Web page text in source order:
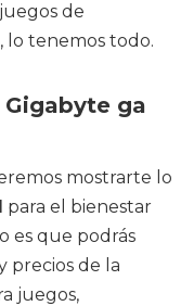
de
lo tenemos todo.
ga
mostrarte lo
para el bienestar
es que podrás
precios de la
juegos,